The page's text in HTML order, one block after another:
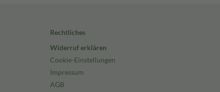
Rechtliches
Widerruf erklären
Cookie-Einstellungen
Impressum
AGB